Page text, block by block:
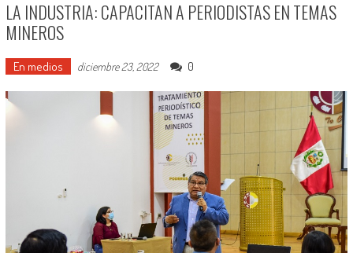
LA INDUSTRIA: CAPACITAN A PERIODISTAS EN TEMAS
MINEROS
En medios diciembre 23, 2022 0